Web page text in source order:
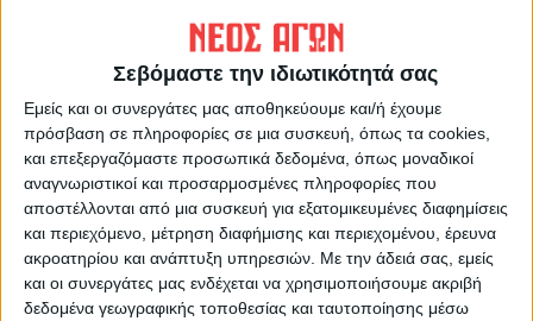
Σεβόμαστε την ιδιωτικότητά σας
Εμείς και οι συνεργάτες μας αποθηκεύουμε και/ή έχουμε
πρόσβαση σε πληροφορίες σε μια συσκευή, όπως τα cookies,
και επεξεργαζόμαστε προσωπικά δεδομένα, όπως μοναδικοί
αναγνωριστικοί και προσαρμοσμένες πληροφορίες που
αποστέλλονται από μια συσκευή για εξατομικευμένες διαφημίσεις
και περιεχόμενο, μέτρηση διαφήμισης και περιεχομένου, έρευνα
ακροατηρίου και ανάπτυξη υπηρεσιών. Με την άδειά σας, εμείς
και οι συνεργάτες μας ενδέχεται να χρησιμοποιήσουμε ακριβή
δεδομένα γεωγραφικής τοποθεσίας και ταυτοποίησης μέσω
λήξης με μελωδίες μεγάλων Ελλήνων
μουσικοσυνθετών, μαζί με την χορωδία
«Parenthesis».
Μάλιστα έγινε και μια σύντομη παρουσίαση
των συμβολικών έργων που προέκυψαν
μετά τις δράσεις, όπως ένα λάβαρο που
απεικόνιζε ένα πολύχρωμο, ζωντανό
«Δέντρο της ζωής», αλλά και ένα γλυπτό
φτιαγμένο από χώμα και άχυρο.